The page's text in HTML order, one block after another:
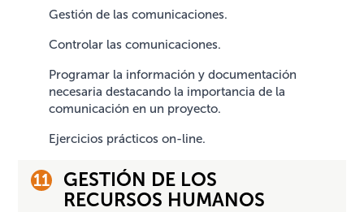
Gestión de las comunicaciones.
Controlar las comunicaciones.
Programar la información y documentación
necesaria destacando la importancia de la
comunicación en un proyecto.
Ejercicios prácticos on-line.
GESTIÓN DE LOS
RECURSOS HUMANOS